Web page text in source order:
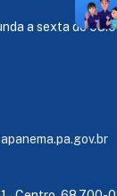
a sexta de
gov.br